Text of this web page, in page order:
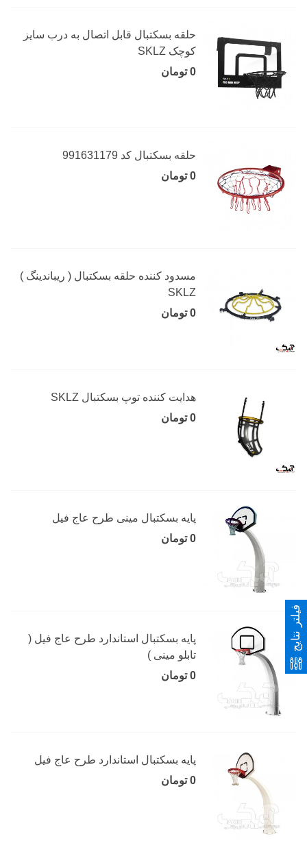
حلقه بسکتبال قابل اتصال به درب سایز
کوچک SKLZ
0 تومان
حلقه بسکتبال کد 991631179
0 تومان
مسدود کننده حلقه بسکتبال ( ریباندینگ )
SKLZ
0 تومان
هدایت کننده توپ بسکتبال SKLZ
0 تومان
پایه بسکتبال مینی طرح عاج فیل
0 تومان
پایه بسکتبال استاندارد طرح عاج فیل (
تابلو مینی )
0 تومان
پایه بسکتبال استاندارد طرح عاج فیل
0 تومان
فیلتر نتایج